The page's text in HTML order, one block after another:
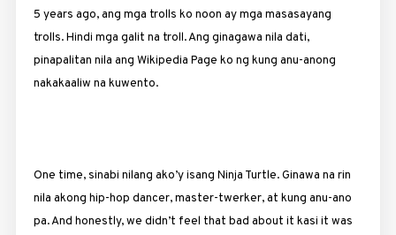
5 years ago, ang mga trolls ko noon ay mga masasayang
trolls. Hindi mga galit na troll. Ang ginagawa nila dati,
pinapalitan nila ang Wikipedia Page ko ng kung anu-anong
nakakaaliw na kuwento.
One time, sinabi nilang ako’y isang Ninja Turtle. Ginawa na rin
nila akong hip-hop dancer, master-twerker, at kung anu-ano
pa. And honestly, we didn’t feel that bad about it kasi it was